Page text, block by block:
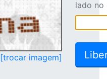
[trocar imagem]
lado no